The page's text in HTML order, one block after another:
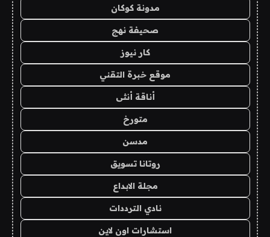
مدونة كوكان
صحيفة نهج
كار نيوز
موقع خبرة التقني
أناقة أنثى
متورخ
مدسن
روتانا تسويق
مجلة الابداع
نادي الترددات
استشارات اون لاين